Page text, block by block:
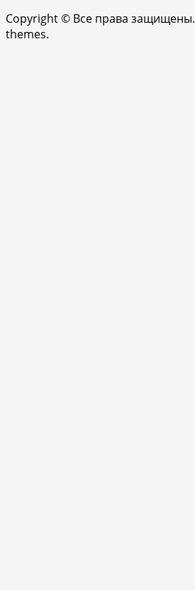
Copyright © Все права защищены.
themes.